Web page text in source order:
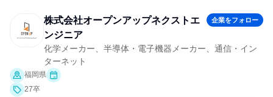
株式会社オープンアップネクストエ
ンジニア
企業をフォロー
化学メーカー、半導体・電子機器メーカー、通信・イン
ターネット
福岡県
27卒